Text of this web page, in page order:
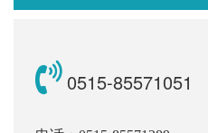
0515-85571051